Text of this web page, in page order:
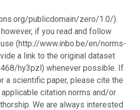
publicdomain/zero/1.0/).
if you read and follow
(http://www.inbo.be/en/norms-
a link to the original dataset
hy3pzl) whenever possible. If
a scientific paper, please cite the
citation norms and/or
We are always interested